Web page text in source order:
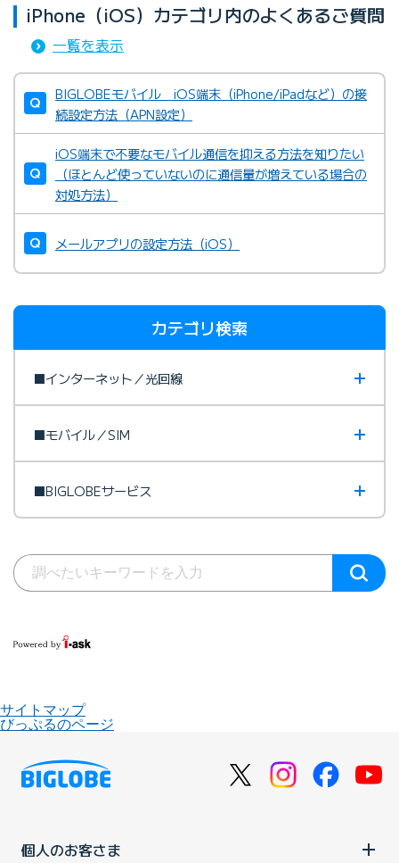
iPhone（iOS）カテゴリ内のよくあるご質問
一覧を表示
BIGLOBEモバイル iOS端末（iPhone/iPadなど）の接
続設定方法（APN設定）
iOS端末で不要なモバイル通信を抑える方法を知りたい
（ほとんど使っていないのに通信量が増えている場合の
対処方法）
メールアプリの設定方法（iOS）
カテゴリ検索
■インターネット／光回線
■モバイル／SIM
■BIGLOBEサービス
サイトマップ
びっぷるのページ
個人のお客さま